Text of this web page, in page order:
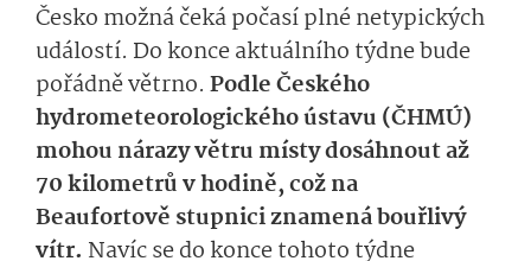
Česko možná čeká počasí plné netypických
událostí. Do konce aktuálního týdne bude
pořádně větrno. Podle Českého
hydrometeorolo­gického ústavu (ČHMÚ)
mohou nárazy větru místy dosáhnout až
70 kilometrů v hodině, což na
Beaufortově stupnici znamená bouřlivý
vítr. Navíc se do konce tohoto týdne